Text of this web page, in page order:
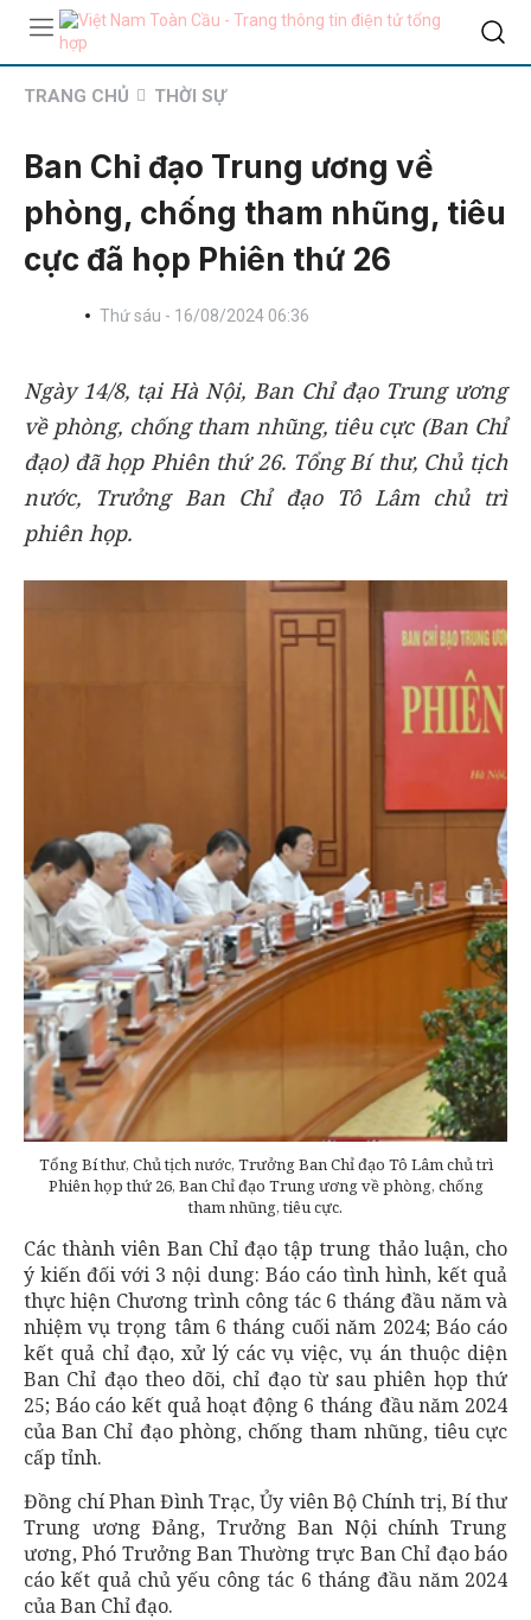
TRANG CHỦ THỜI SỰ
Ban Chỉ đạo Trung ương về
phòng, chống tham nhũng, tiêu
cực đã họp Phiên thứ 26
Thứ sáu - 16/08/2024 06:36
Ngày 14/8, tại Hà Nội, Ban Chỉ đạo Trung ương
về phòng, chống tham nhũng, tiêu cực (Ban Chỉ
đạo) đã họp Phiên thứ 26. Tổng Bí thư, Chủ tịch
nước, Trưởng Ban Chỉ đạo Tô Lâm chủ trì
phiên họp.
Tổng Bí thư, Chủ tịch nước, Trưởng Ban Chỉ đạo Tô Lâm chủ trì
Phiên họp thứ 26, Ban Chỉ đạo Trung ương về phòng, chống
tham nhũng, tiêu cực.
Các thành viên Ban Chỉ đạo tập trung thảo luận, cho
ý kiến đối với 3 nội dung: Báo cáo tình hình, kết quả
thực hiện Chương trình công tác 6 tháng đầu năm và
nhiệm vụ trọng tâm 6 tháng cuối năm 2024; Báo cáo
kết quả chỉ đạo, xử lý các vụ việc, vụ án thuộc diện
Ban Chỉ đạo theo dõi, chỉ đạo từ sau phiên họp thứ
25; Báo cáo kết quả hoạt động 6 tháng đầu năm 2024
của Ban Chỉ đạo phòng, chống tham nhũng, tiêu cực
cấp tỉnh.
Đồng chí Phan Đình Trạc, Ủy viên Bộ Chính trị, Bí thư
Trung ương Đảng, Trưởng Ban Nội chính Trung
ương, Phó Trưởng Ban Thường trực Ban Chỉ đạo báo
cáo kết quả chủ yếu công tác 6 tháng đầu năm 2024
của Ban Chỉ đạo.